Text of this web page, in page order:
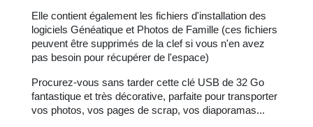
Elle contient également les fichiers d'installation des
logiciels Généatique et Photos de Famille (ces fichiers
peuvent être supprimés de la clef si vous n'en avez
pas besoin pour récupérer de l'espace)
Procurez-vous sans tarder cette clé USB de 32 Go
fantastique et très décorative, parfaite pour transporter
vos photos, vos pages de scrap, vos diaporamas...